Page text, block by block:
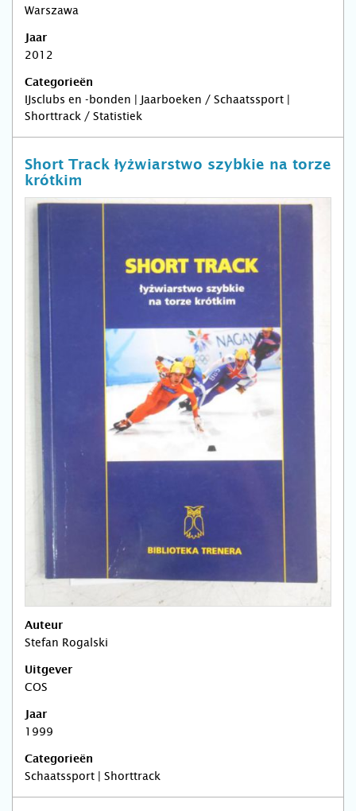
Warszawa
Jaar
2012
Categorieën
IJsclubs en -bonden | Jaarboeken / Schaatssport |
Shorttrack / Statistiek
Short Track łyżwiarstwo szybkie na torze
krótkim
Auteur
Stefan Rogalski
Uitgever
COS
Jaar
1999
Categorieën
Schaatssport | Shorttrack